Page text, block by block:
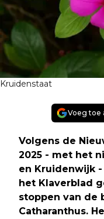
Kruidenstaat
Voeg toe
Volgens de
2025 - met het
en Kruidenwijk
het Klaverblad
stoppen van de
Catharanthus.